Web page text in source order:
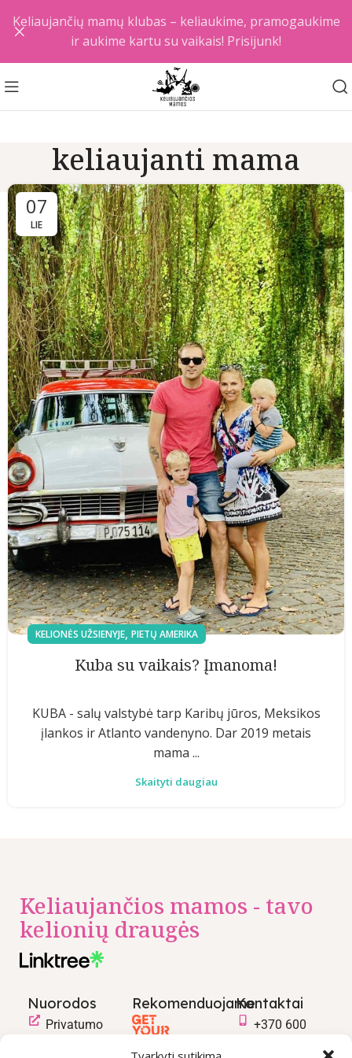
keliaujanti mama
07
LIE
KELIONĖS UŽSIENYJE, PIETŲ AMERIKA
Kuba su vaikais? Įmanoma!
KUBA - salų valstybė tarp Karibų jūros, Meksikos
įlankos ir Atlanto vandenyno. Dar 2019 metais
mama ...
Skaityti daugiau
Keliaujančios mamos - tavo
kelionių draugės
Nuorodos
Privatumo
RekomenduojameKontaktai
+370 600
Keliaujančių mamų klubas – keliaukime, pramogaukime
ir aukime kartu su vaikais! Prisijunk!